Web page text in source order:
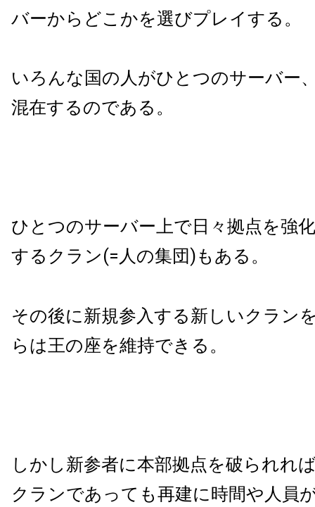
バーからどこかを選びプレイする。
いろんな国の人がひとつのサーバー
混在するのである。
ひとつのサーバー上で日々拠点を強
するクラン(=人の集団)もある。
その後に新規参入する新しいクラン
らは王の座を維持できる。
しかし新参者に本部拠点を破られれ
クランであっても再建に時間や人員